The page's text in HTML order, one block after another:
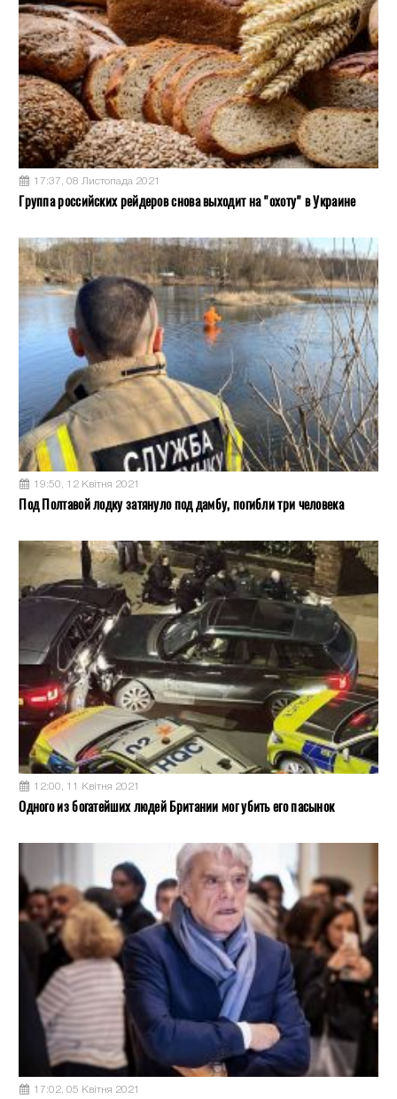
17:37, 08 Листопада 2021
Группа российских рейдеров снова выходит на "охоту" в Украине
19:50, 12 Квітня 2021
Под Полтавой лодку затянуло под дамбу, погибли три человека
12:00, 11 Квітня 2021
Одного из богатейших людей Британии мог убить его пасынок
17:02, 05 Квітня 2021